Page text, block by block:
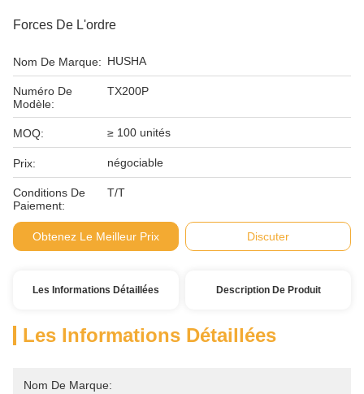
Forces De L'ordre
Nom De Marque: HUSHA
Numéro De
Modèle:
TX200P
MOQ: ≥ 100 unités
Prix: négociable
Conditions De
Paiement:
T/T
Obtenez Le Meilleur Prix Discuter
Les Informations Détaillées Description De Produit
Les Informations Détaillées
Nom De Marque: